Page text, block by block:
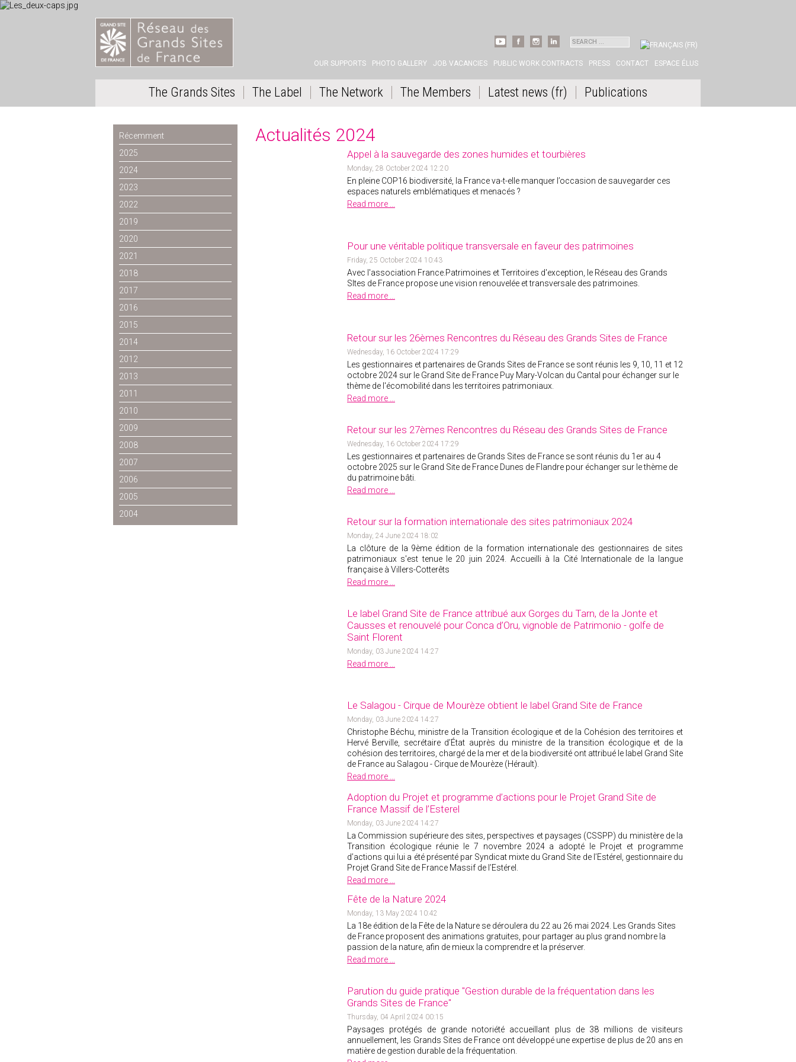
OUR SUPPORTS PHOTO GALLERY JOB VACANCIES PUBLIC WORK CONTRACTS PRESS CONTACT ESPACE ÉLUS
The Grands Sites The Label The Network The Members Latest news (fr) Publications
Récemment
2025
2024
2023
2022
2019
2020
2021
2018
2017
2016
2015
2014
2012
2013
2011
2010
2009
2008
2007
2006
2005
2004
Actualités 2024
Appel à la sauvegarde des zones humides et tourbières
Monday, 28 October 2024 12:20
En pleine COP16 biodiversité, la France va-t-elle manquer l’occasion de sauvegarder ces
espaces naturels emblématiques et menacés ?
Read more ...
Pour une véritable politique transversale en faveur des patrimoines
Friday, 25 October 2024 10:43
Avec l'association France.Patrimoines et Territoires d'exception, le Réseau des Grands
SItes de France propose une vision renouvelée et transversale des patrimoines.
Read more ...
Retour sur les 26èmes Rencontres du Réseau des Grands Sites de France
Wednesday, 16 October 2024 17:29
Les gestionnaires et partenaires de Grands Sites de France se sont réunis les 9, 10, 11 et 12
octobre 2024 sur le Grand Site de France Puy Mary-Volcan du Cantal pour échanger sur le
thème de l'écomobilité dans les territoires patrimoniaux.
Read more ...
Retour sur les 27èmes Rencontres du Réseau des Grands Sites de France
Wednesday, 16 October 2024 17:29
Les gestionnaires et partenaires de Grands Sites de France se sont réunis du 1er au 4
octobre 2025 sur le Grand Site de France Dunes de Flandre pour échanger sur le thème de
du patrimoine bâti.
Read more ...
Retour sur la formation internationale des sites patrimoniaux 2024
Monday, 24 June 2024 18:02
La clôture de la 9ème édition de la formation internationale des gestionnaires de sites
patrimoniaux s'est tenue le 20 juin 2024. Accueilli à la Cité Internationale de la langue
française à Villers-Cotterêts
Read more ...
Le label Grand Site de France attribué aux Gorges du Tarn, de la Jonte et
Causses et renouvelé pour Conca d’Oru, vignoble de Patrimonio - golfe de
Saint Florent
Monday, 03 June 2024 14:27
Read more ...
Le Salagou - Cirque de Mourèze obtient le label Grand Site de France
Monday, 03 June 2024 14:27
Christophe Béchu, ministre de la Transition écologique et de la Cohésion des territoires et
Hervé Berville, secrétaire d’État auprès du ministre de la transition écologique et de la
cohésion des territoires, chargé de la mer et de la biodiversité ont attribué le label Grand Site
de France au Salagou - Cirque de Mourèze (Hérault).
Read more ...
Adoption du Projet et programme d’actions pour le Projet Grand Site de
France Massif de l’Esterel
Monday, 03 June 2024 14:27
La Commission supérieure des sites, perspectives et paysages (CSSPP) du ministère de la
Transition écologique réunie le 7 novembre 2024 a adopté le Projet et programme
d’actions qui lui a été présenté par Syndicat mixte du Grand Site de l’Estérel, gestionnaire du
Projet Grand Site de France Massif de l’Estérel.
Read more ...
Fête de la Nature 2024
Monday, 13 May 2024 10:42
La 18e édition de la Fête de la Nature se déroulera du 22 au 26 mai 2024. Les Grands Sites
de France proposent des animations gratuites, pour partager au plus grand nombre la
passion de la nature, afin de mieux la comprendre et la préserver.
Read more ...
Parution du guide pratique "Gestion durable de la fréquentation dans les
Grands Sites de France"
Thursday, 04 April 2024 00:15
Paysages protégés de grande notoriété accueillant plus de 38 millions de visiteurs
annuellement, les Grands Sites de France ont développé une expertise de plus de 20 ans en
matière de gestion durable de la fréquentation.